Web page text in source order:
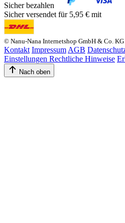
Sicher bezahlen
Sicher versendet für 5,95 € mit
© Nanu-Nana Internetshop GmbH & Co.
Kontakt Impressum AGB
Einstellungen Rechtliche Hinweise
Nach oben